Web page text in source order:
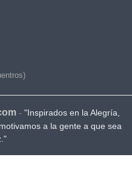
- "Inspirados en la Alegría,
a la gente a que sea